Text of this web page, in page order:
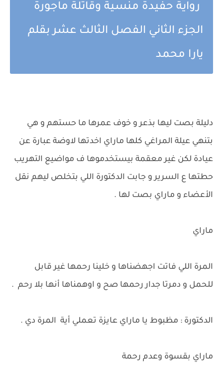
رواية حفيدة منسية وقاتلة ماجورة
الجزء الثاني الفصل الثالث عشر بقلم
يارا محمد
دليلة بصت ليها بذعر و خوف عمرها ما حستهم و هي
بتنهي عيلة المراغي كلها ماراي اخدتها لاوضة عبارة عن
عيادة لكن غير معقمة بيستخدموها ف مواضيع التهريب
حطتها ع السرير و جابت الدكتورة اللي بتخلص ليهم نقل
الأعضاء و ماراي بصت لها .
ماراي
المرة اللي فاتت اجهضناها و خلينا رحمها غير قابل
للحمل و دمرتا جدار رحمها صح و اوهمناها أنها بلا رحم .
الدكتورة : مظبوط يا ماراي عايزة تعملي أية المرة دي .
ماراي بقسوة وعدم رحمة